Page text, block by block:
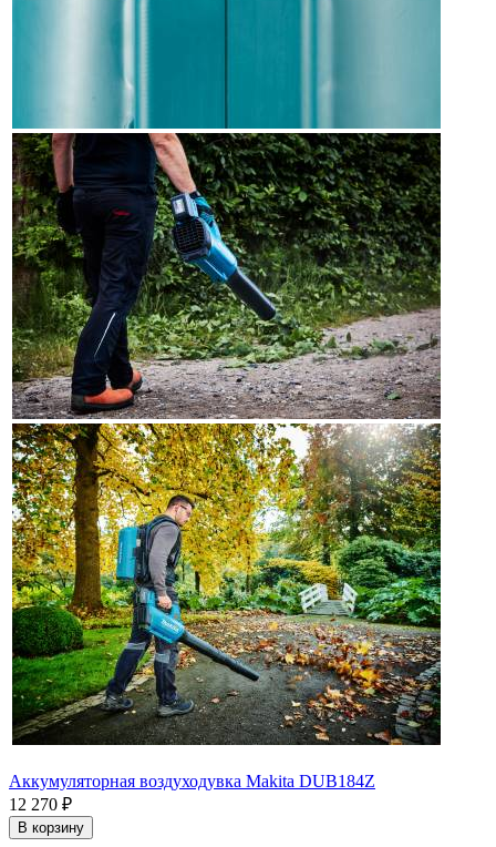
Аккумуляторная воздуходувка Makita DUB184Z
12 270 ₽
В корзину